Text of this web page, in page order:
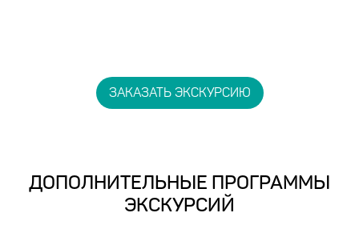
ЗАКАЗАТЬ ЭКСКУРСИЮ
ДОПОЛНИТЕЛЬНЫЕ ПРОГРАММЫ
ЭКСКУРСИЙ